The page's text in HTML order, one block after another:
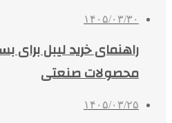
۱۴۰۵/۰۳/۳۰
راهنمای خرید لیبل برای
محصولات صنعتی
۱۴۰۵/۰۳/۲۵